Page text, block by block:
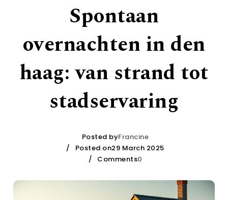
Spontaan
overnachten in den
haag: van strand tot
stadservaring
Posted byFrancine
Posted on29 March 2025
Comments0